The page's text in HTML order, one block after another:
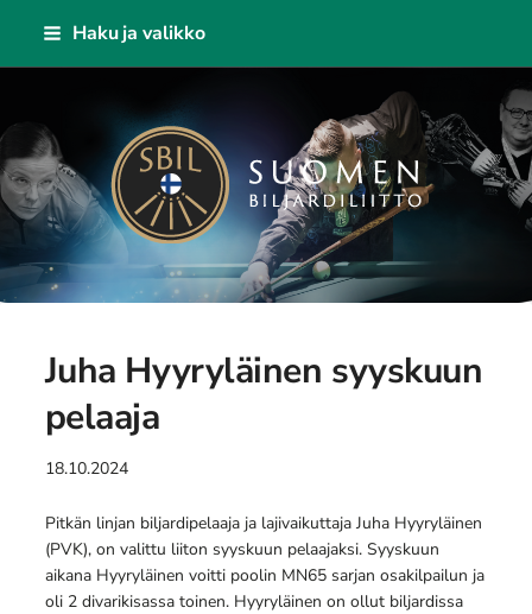
Siirry
Haku ja valikko
Suomen Biljardiliitto ry
Juha Hyyryläinen syyskuun
pelaaja
18.10.2024
Pitkän linjan biljardipelaaja ja lajivaikuttaja Juha Hyyryläinen
(PVK), on valittu liiton syyskuun pelaajaksi. Syyskuun
aikana Hyyryläinen voitti poolin MN65 sarjan osakilpailun ja
oli 2 divarikisassa toinen. Hyyryläinen on ollut biljardissa